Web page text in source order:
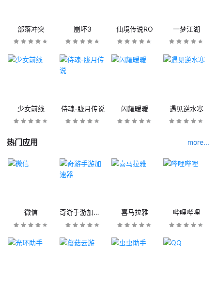
部落冲突 崩坏3 仙境传说RO 一梦江湖
少女前线 侍魂-胧月传说 闪耀暖暖 遇见逆水寒
热门应用 more...
微信 奇游手游加速器 喜马拉雅 哔哩哔哩